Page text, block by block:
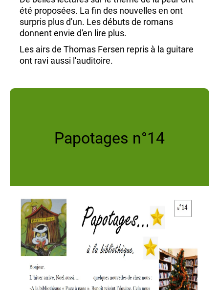
ivres réservés ont été
livrés : Des BD pour les
jeunes, des
documentaires,
Département : une
nouvelle édition de
Madame Bovary
illustrée des dessins de
jeunesse du couturier Yves Saint-Laurent.
Bonne lecture en ce temps de mardi-gras.
nielepelee @orange.frfévrier 2023.
été proposées. La fin des nouvelles en ont
surpris plus d'un. Les débuts de romans
donnent envie d'en lire plus.
Les airs de Thomas Fersen repris à la guitare
ont ravi aussi l'auditoire.
Papotages n°14